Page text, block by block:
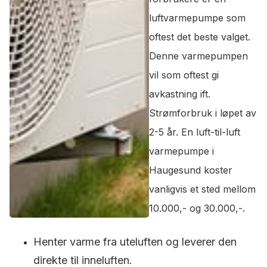
luftvarmepumpe som
oftest det beste valget.
Denne varmepumpen
vil som oftest gi
avkastning ift.
Strømforbruk i løpet av
2-5 år. En luft-til-luft
varmepumpe i
Haugesund koster
vanligvis et sted mellom
10.000,- og 30.000,-.
Henter varme fra uteluften og leverer den
direkte til inneluften.